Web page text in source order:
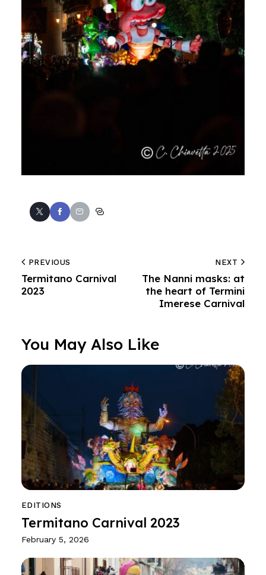
PREVIOUS
Termitano Carnival
2023
NEXT
The Nanni masks: at
the heart of Termini
Imerese Carnival
You May Also Like
EDITIONS
Termitano Carnival 2023
February 5, 2026